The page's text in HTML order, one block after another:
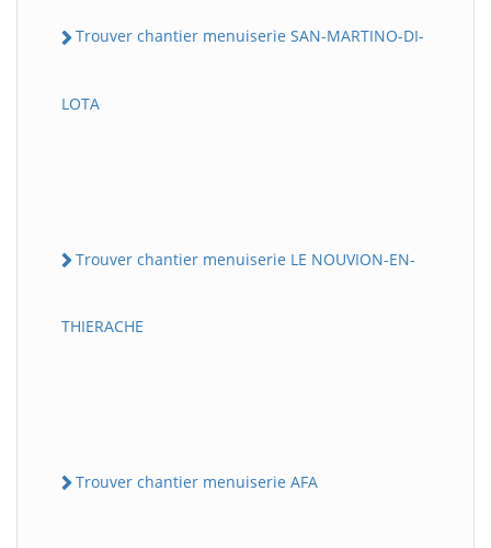
Trouver chantier menuiserie SAN-MARTINO-DI-
LOTA
Trouver chantier menuiserie LE NOUVION-EN-
THIERACHE
Trouver chantier menuiserie AFA